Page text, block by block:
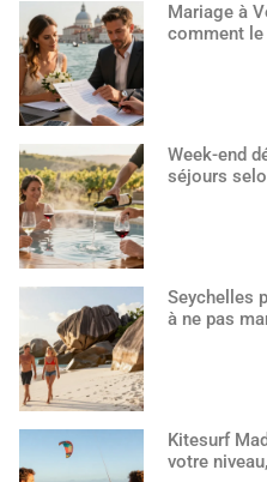
Mariage à
comment
Week-end
séjours
Seychelles
à ne pas
Kitesurf
votre